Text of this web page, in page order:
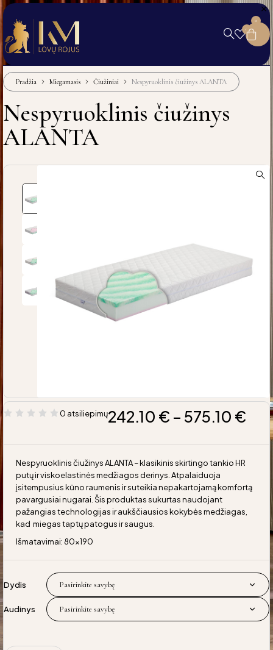
0
0
Pradžia Miegamasis Čiužiniai Nespyruoklinis čiužinys ALANTA
Nespyruoklinis čiužinys
ALANTA
0 atsiliepimų242.10 € – 575.10 €
Nespyruoklinis čiužinys ALANTA – klasikinis skirtingo tankio HR
putų ir viskoelastinės medžiagos derinys. Atpalaiduoja
įsitempusius kūno raumenis ir suteikia nepakartojamą komfortą
pavargusiai nugarai. Šis produktas sukurtas naudojant
pažangias technologijas ir aukščiausios kokybės medžiagas,
kad miegas taptų patogus ir saugus.
Išmatavimai: 80×190
Dydis
Audinys